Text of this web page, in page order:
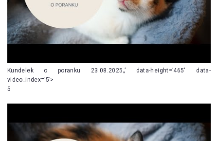
Kundelek o poranku 23.08.2025„’ data-height=’465′ data-
video_index=’5’>
5